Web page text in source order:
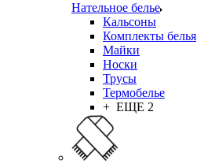
Нательное белье
Кальсоны
Комплекты белья
Майки
Носки
Трусы
Термобелье
+ ЕЩЕ 2